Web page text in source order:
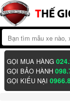
GỌI MUA HÀNG
GỌI BẢO HÀNH
GỌI KIẾU NẠI